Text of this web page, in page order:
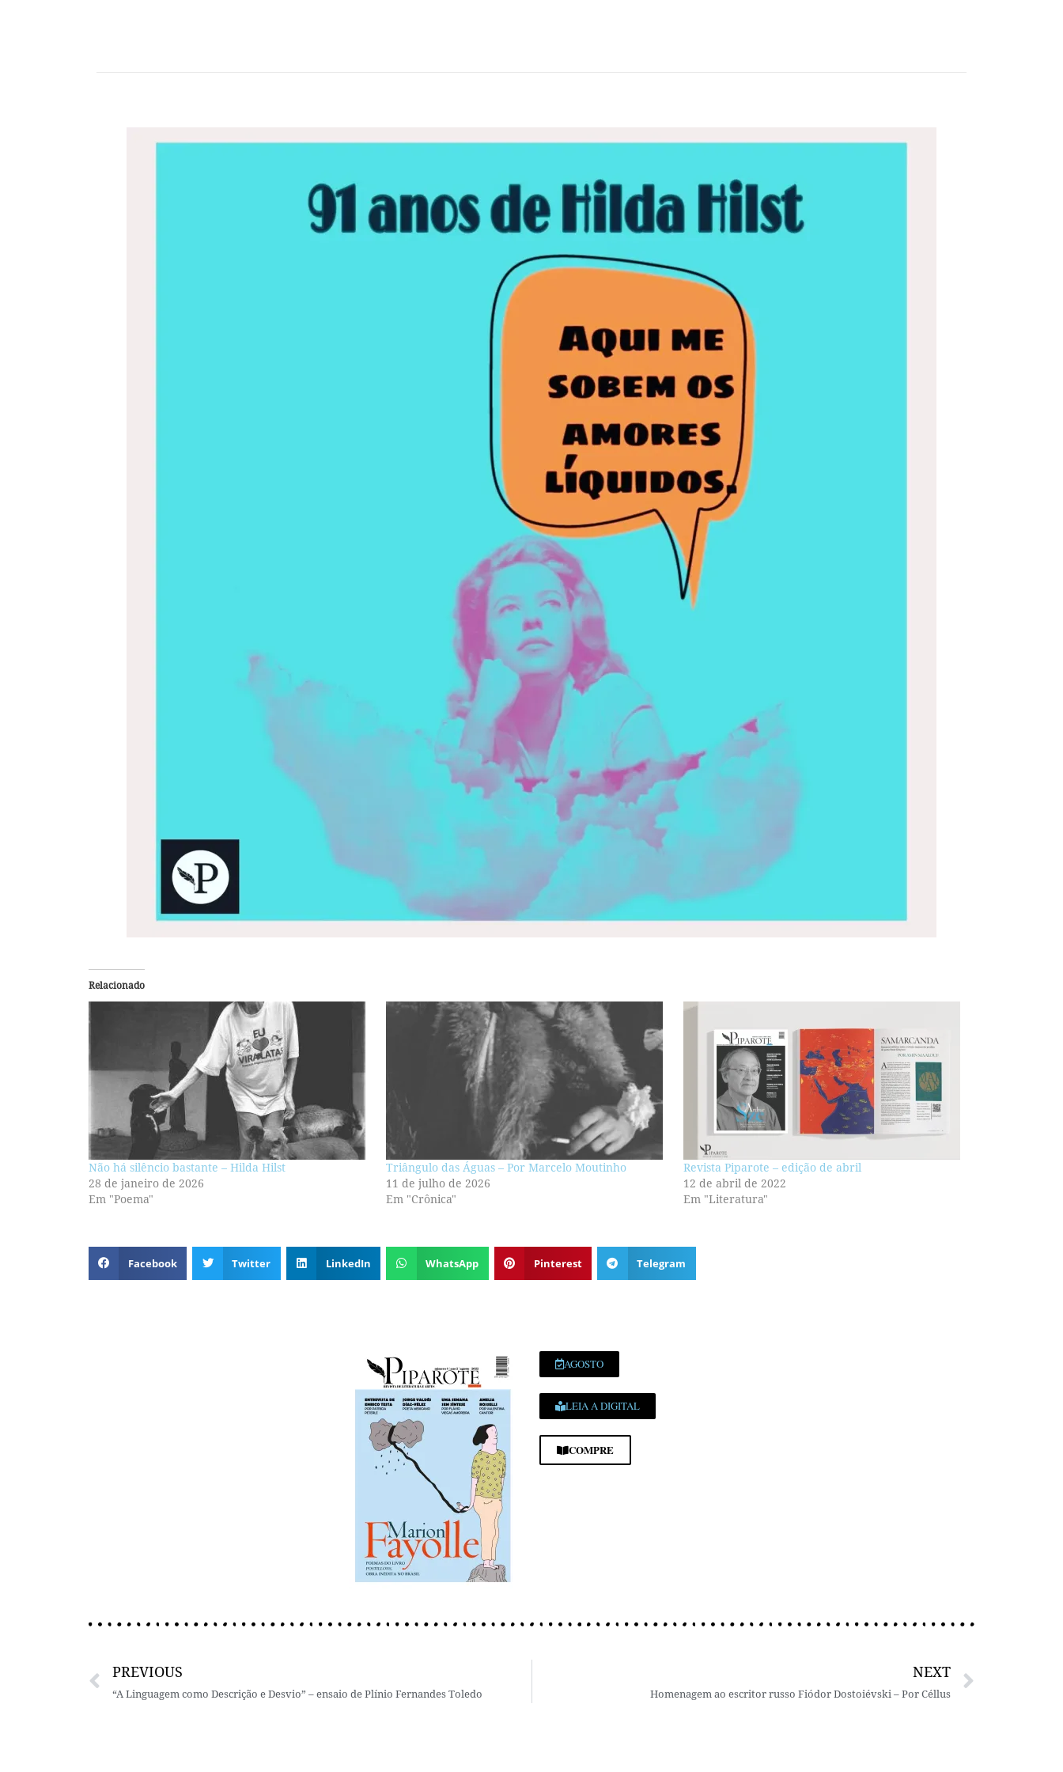
Relacionado
Não há silêncio bastante – Hilda Hilst
28 de janeiro de 2026
Em "Poema"
Triângulo das Águas – Por Marcelo Moutinho
11 de julho de 2026
Em "Crônica"
Revista Piparote – edição de abril
12 de abril de 2022
Em "Literatura"
Facebook Twitter LinkedIn WhatsApp Pinterest Telegram
AGOSTO
LEIA A DIGITAL
COMPRE
PREVIOUS
“A Linguagem como Descrição e Desvio” – ensaio de Plínio Fernandes Toledo
NEXT
Homenagem ao escritor russo Fiódor Dostoiévski – Por Céllus